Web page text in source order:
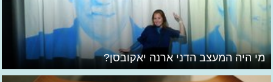
מי היה המעצב הדני ארנה יאקובסן?